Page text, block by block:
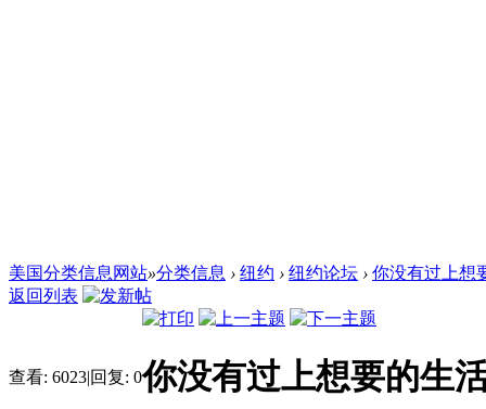
美国分类信息网站»分类信息 › 纽约 › 纽约论坛 › 你没有过上想
返回列表
查看: 6023|回复: 0你没有过上想要的生